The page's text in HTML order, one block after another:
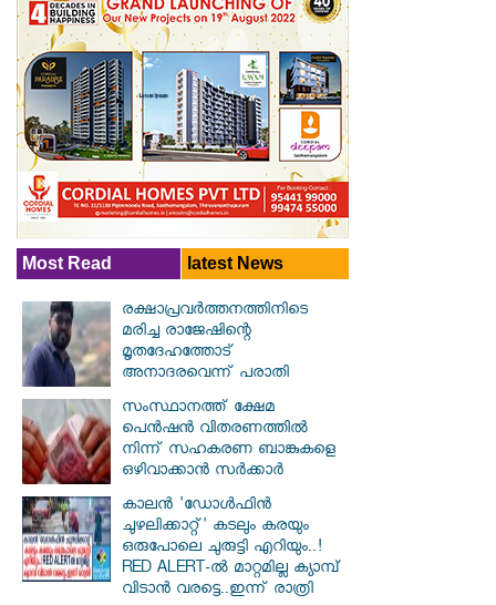
Most Read latest News
രക്ഷാപ്രവര്‍ത്തനത്തിനിടെ
മരിച്ച രാജേഷിന്റെ
മൃതദേഹത്തോട്
അനാദരവെന്ന് പരാതി
സംസ്ഥാനത്ത് ക്ഷേമ
പെൻഷൻ വിതരണത്തിൽ
നിന്ന് സഹകരണ ബാങ്കുകളെ
ഒഴിവാക്കാൻ സർക്കാർ
കാലൻ 'ഡോൾഫിൻ
ചുഴലിക്കാറ്റ്' കടലും കരയും
ഒരുപോലെ ചുരുട്ടി എറിയും..!
RED ALERT-ൽ മാറ്റമില്ല ക്യാമ്പ്
വിടാൻ വരട്ടെ..ഇന്ന് രാത്രി